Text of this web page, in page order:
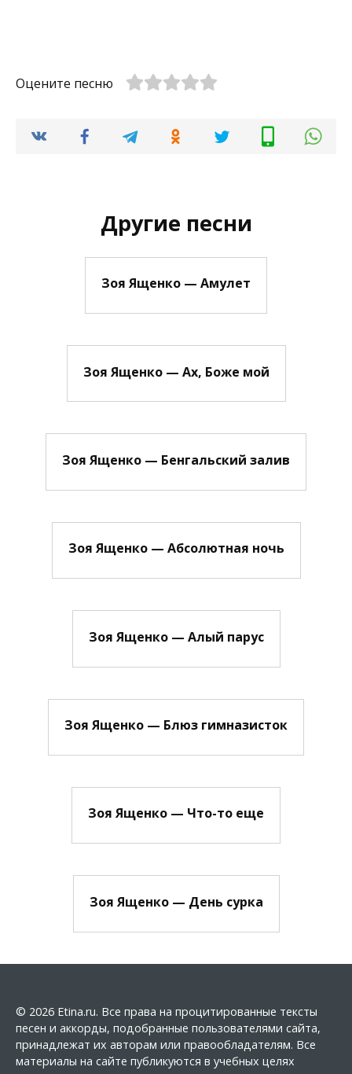
Оцените песню
Другие песни
Зоя Ященко — Амулет
Зоя Ященко — Ах, Боже мой
Зоя Ященко — Бенгальский залив
Зоя Ященко — Абсолютная ночь
Зоя Ященко — Алый парус
Зоя Ященко — Блюз гимназисток
Зоя Ященко — Что-то еще
Зоя Ященко — День сурка
© 2026 Etina.ru. Все права на процитированные тексты
песен и аккорды, подобранные пользователями сайта,
принадлежат их авторам или правообладателям. Все
материалы на сайте публикуются в учебных целях